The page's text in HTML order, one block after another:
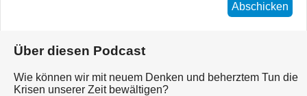
Abschicken
Über diesen Podcast
Wie können wir mit neuem Denken und beherztem Tun die
Krisen unserer Zeit bewältigen?